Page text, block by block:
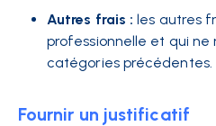
Autres frais : les autres
professionnelle et qui ne
catégories précédentes.
Fournir un justificatif